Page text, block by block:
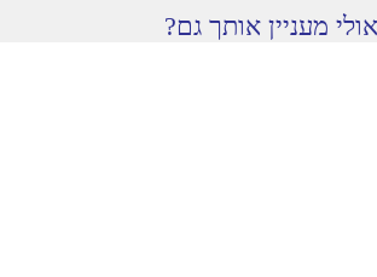
אולי מעניין אותך גם?